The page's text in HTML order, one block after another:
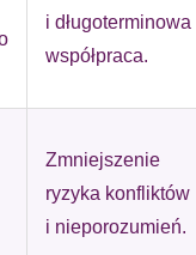
i długoterminowa
współpraca.
Zmniejszenie
ryzyka konfliktów
i nieporozumień.